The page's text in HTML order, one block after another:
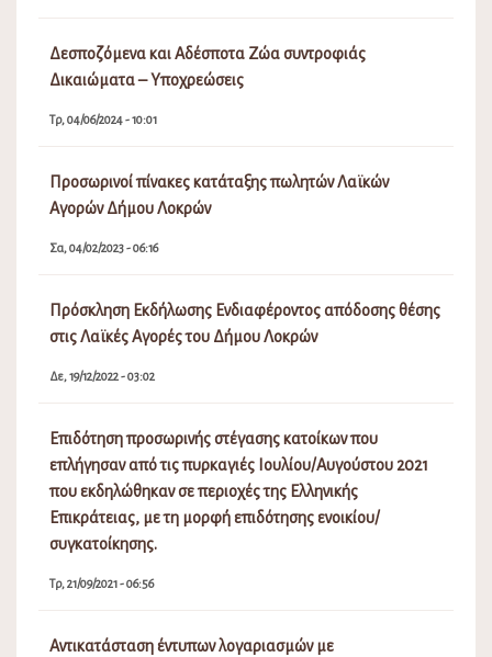
Δεσποζόμενα και Αδέσποτα Ζώα συντροφιάς
Δικαιώματα – Υποχρεώσεις
Τρ, 04/06/2024 - 10:01
Προσωρινοί πίνακες κατάταξης πωλητών Λαϊκών
Αγορών Δήμου Λοκρών
Σα, 04/02/2023 - 06:16
Πρόσκληση Εκδήλωσης Ενδιαφέροντος απόδοσης θέσης
στις Λαϊκές Αγορές του Δήμου Λοκρών
Δε, 19/12/2022 - 03:02
Επιδότηση προσωρινής στέγασης κατοίκων που
επλήγησαν από τις πυρκαγιές Ιουλίου/Αυγούστου 2021
που εκδηλώθηκαν σε περιοχές της Ελληνικής
Επικράτειας, με τη μορφή επιδότησης ενοικίου/
συγκατοίκησης.
Τρ, 21/09/2021 - 06:56
Αντικατάσταση έντυπων λογαριασμών με